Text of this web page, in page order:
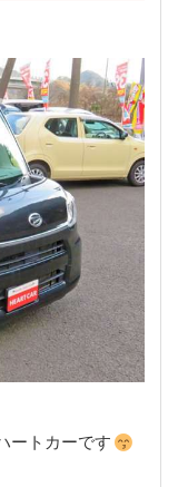
ートカーです